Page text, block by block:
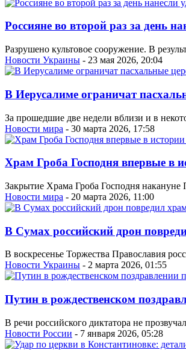
Россияне во второй раз за день
Разрушено культовое сооружение. В
Новости Украины - 23 мая 2026, 20:04
В Иерусалиме ограничат
За прошедшие две недели вблизи и в
Новости мира - 30 марта 2026, 17:58
Храм Гроба Господня впервые в
Закрытие Храма Гроба Господня накануне
Новости мира - 20 марта 2026, 11:00
В Сумах российский дрон
В воскресенье Торжества Православия
Новости Украины - 2 марта 2026, 01:55
Путин в рождественском
В речи российского диктатора не
Новости России - 7 января 2026, 05:28